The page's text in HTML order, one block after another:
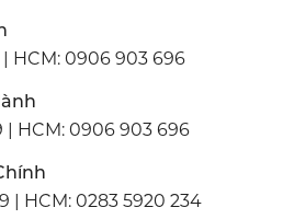
HCM: 0906 903 696
HCM: 0906 903 696
HCM: 0283 5920 234